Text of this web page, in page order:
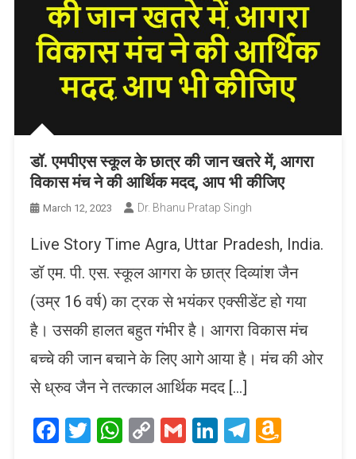
डॉ. एमपीएस स्कूल के छात्र की जान खतरे में, आगरा
विकास मंच ने की आर्थिक मदद, आप भी कीजिए
March 12, 2023 Dr. Bhanu Pratap Singh
Live Story Time Agra, Uttar Pradesh, India.
डॉ एम. पी. एस. स्कूल आगरा के छात्र दिव्यांश जैन
(उम्र 16 वर्ष) का ट्रक से भयंकर एक्सीडेंट हो गया
है। उसकी हालत बहुत गंभीर है। आगरा विकास मंच
बच्चे की जान बचाने के लिए आगे आया है। मंच की ओर
से ध्रुव जैन ने तत्काल आर्थिक मदद […]
Facebook
Twitter
WhatsApp
CopyGmailLinkedIn
Telegram